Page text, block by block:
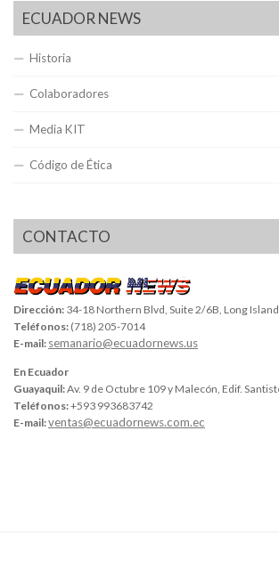
ECUADOR NEWS
Historia
Colaboradores
Media KIT
Código de Ética
CONTACTO
Dirección: 34-18 Northern Blvd, Suite 2/6B, Long
Teléfonos: (718) 205-7014
E-mail: semanario@ecuadornews.us
En Ecuador
Guayaquil:Av. 9 de Octubre 109 y Malecón, Edif.
Teléfonos:+593 993683742
E-mail:ventas@ecuadornews.com.ec